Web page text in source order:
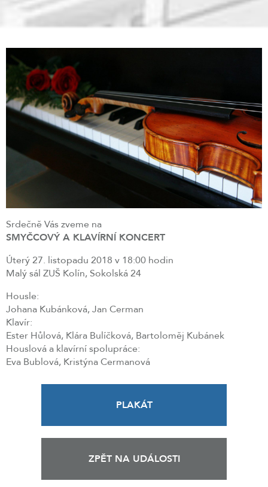
Srdečně Vás zveme na
SMYČCOVÝ A KLAVÍRNÍ KONCERT
Úterý 27. listopadu 2018 v 18:00 hodin
Malý sál ZUŠ Kolín, Sokolská 24
Housle:
Johana Kubánková, Jan Cerman
Klavír:
Ester Hůlová, Klára Bulíčková, Bartoloměj Kubánek
Houslová a klavírní spolupráce:
Eva Bublová, Kristýna Cermanová
PLAKÁT
ZPĚT NA UDÁLOSTI